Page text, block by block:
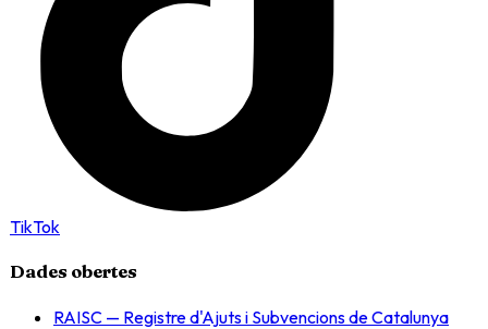
TikTok
Dades obertes
RAISC — Registre d'Ajuts i Subvencions de Catalunya